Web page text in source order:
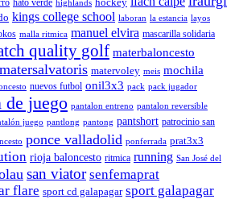
highlands
kings college school laboran la estancia layos
malla ritmica manuel elvira mascarilla solidaria
quality golf materbaloncesto
matersalvatoris matervoley meis mochila
nuevos futbol onil3x3 pack pack jugador
de juego pantalon entreno pantalon reversible
juego pantlong pantong pantshort patrocinio san
ponce valladolid ponferrada prat3x3
rioja baloncesto ritmica running San José del
san viator senfemaprat
flare sport cd galapagar sport galapagar